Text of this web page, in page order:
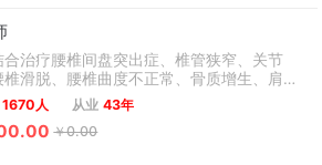
治疗腰椎间盘突出症、椎管狭窄、关节
滑脱、腰椎曲度不正常、骨质增生、肩周
、坐骨神经痛、网球肘、肩袖损伤、软组织
病，应用小针刀技术治疗颈椎病、胸椎
臀部的一些疾病，梨状肌综合征、臀上皮
横突综合征等沿着脊柱的病以及膝关节的
1670人 从业 43年
￥0.00